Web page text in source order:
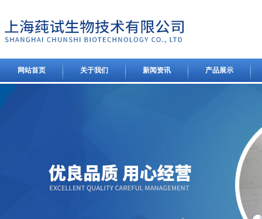
网站首页 关于我们 新闻资讯 产品展示